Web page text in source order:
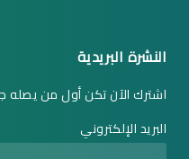
النشرة البريدية
اشترك الآن تكن أول من يصله
البريد الإلكتروني